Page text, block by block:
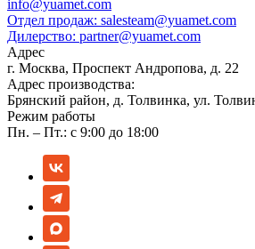
info@yuamet.com
Отдел продаж: salesteam@yuamet.com
Дилерство: partner@yuamet.com
Адрес
г. Москва, Проспект Андропова, д. 22
Адрес производства:
Брянский район, д. Толвинка, ул.
Режим работы
Пн. – Пт.: с 9:00 до 18:00